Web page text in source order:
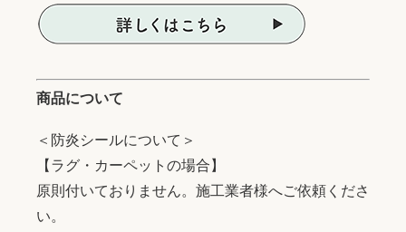
商品について
＜防炎シールについて＞
【ラグ・カーペットの場合】
原則付いておりません。施工業者様へご依頼くださ
い。